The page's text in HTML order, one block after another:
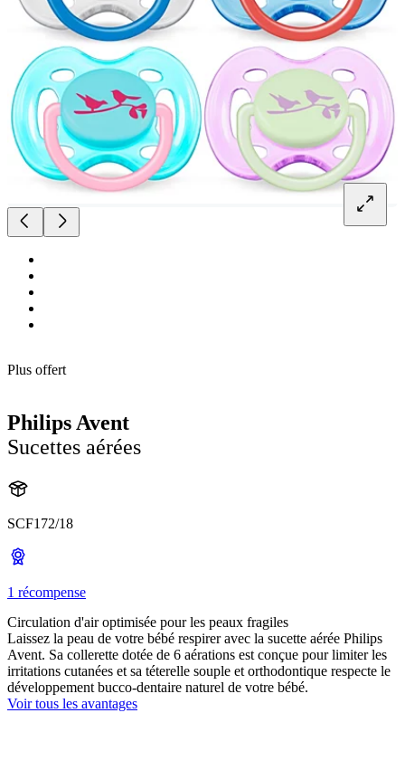
Plus offert
Philips Avent
Sucettes aérées
SCF172/18
1 récompense
Circulation d'air optimisée pour les peaux fragiles
Laissez la peau de votre bébé respirer avec la sucette aérée Philips
Avent. Sa collerette dotée de 6 aérations est conçue pour limiter les
irritations cutanées et sa téterelle souple et orthodontique respecte le
développement bucco-dentaire naturel de votre bébé.
Voir tous les avantages